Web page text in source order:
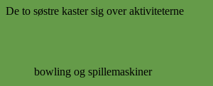
De to søstre kaster sig over aktiviteterne
bowling og spillemaskiner